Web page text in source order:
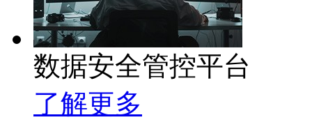
数据安全管控平台
了解更多